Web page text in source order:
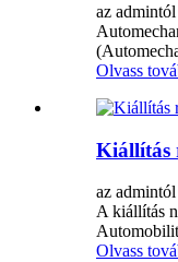
az
Olvass
Kiállítás
az
A kiállítás
Olvass